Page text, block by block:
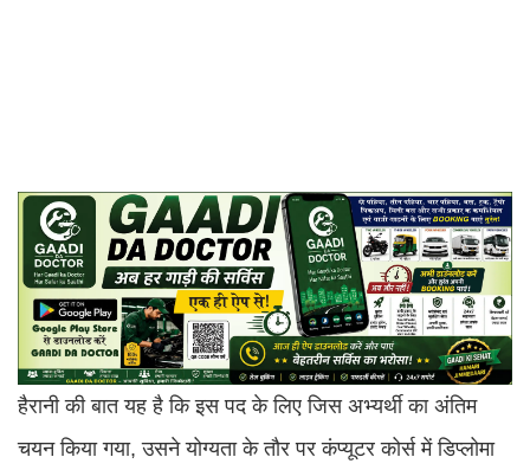
हैरानी की बात यह है कि इस पद के लिए जिस अभ्यर्थी का अंतिम
चयन किया गया, उसने योग्यता के तौर पर कंप्यूटर कोर्स में डिप्लोमा